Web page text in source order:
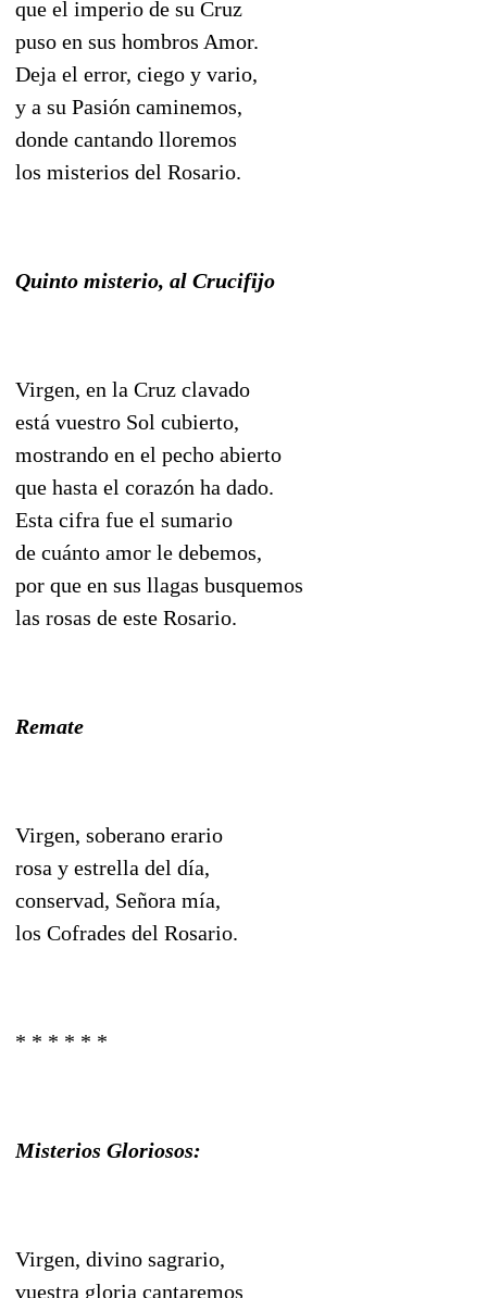
que el imperio de su Cruz
puso en sus hombros Amor.
Deja el error, ciego y vario,
y a su Pasión caminemos,
donde cantando lloremos
los misterios del Rosario.
Quinto misterio, al Crucifijo
Virgen, en la Cruz clavado
está vuestro Sol cubierto,
mostrando en el pecho abierto
que hasta el corazón ha dado.
Esta cifra fue el sumario
de cuánto amor le debemos,
por que en sus llagas busquemos
las rosas de este Rosario.
Remate
Virgen, soberano erario
rosa y estrella del día,
conservad, Señora mía,
los Cofrades del Rosario.
* * * * * *
Misterios Gloriosos:
Virgen, divino sagrario,
vuestra gloria cantaremos